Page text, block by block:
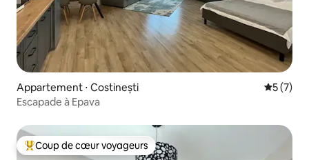
Appartement ⋅ Costinești
5 (7)
Escapade à Epava
Coups de cœur voyageurs les plus appréciés
Coup de cœur voyageurs